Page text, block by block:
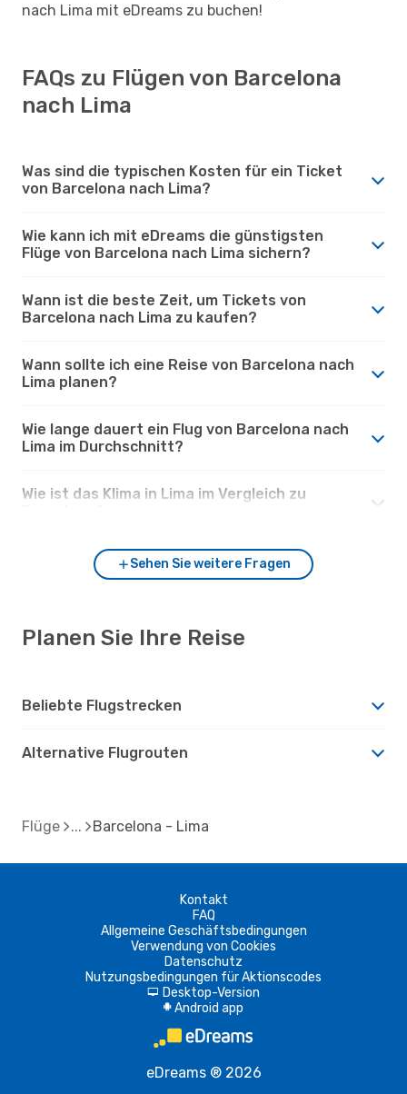
nach Lima mit eDreams zu buchen!
FAQs zu Flügen von Barcelona
nach Lima
Was sind die typischen Kosten für ein Ticket
von Barcelona nach Lima?
Wie kann ich mit eDreams die günstigsten
Flüge von Barcelona nach Lima sichern?
Wann ist die beste Zeit, um Tickets von
Barcelona nach Lima zu kaufen?
Wann sollte ich eine Reise von Barcelona nach
Lima planen?
Wie lange dauert ein Flug von Barcelona nach
Lima im Durchschnitt?
Wie ist das Klima in Lima im Vergleich zu
Sehen Sie weitere Fragen
Planen Sie Ihre Reise
Beliebte Flugstrecken
Alternative Flugrouten
Flüge Barcelona - Lima
Kontakt
FAQ
Allgemeine Geschäftsbedingungen
Verwendung von Cookies
Datenschutz
Nutzungsbedingungen für Aktionscodes
d Desktop-Version
A Android app
eDreams ® 2026